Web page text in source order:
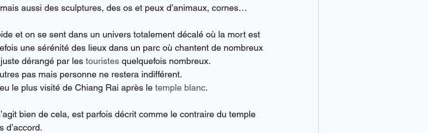
aussi des sculptures, des os et peux d’animaux, cornes…
et on se sent dans un univers totalement décalé où la mort est
une sérénité des lieux dans un parc où chantent de nombreux
dérangé par les touristes quelquefois nombreux.
pas mais personne ne restera indifférent.
le plus visité de Chiang Rai après le temple blanc.
bien de cela, est parfois décrit comme le contraire du temple
d’accord.